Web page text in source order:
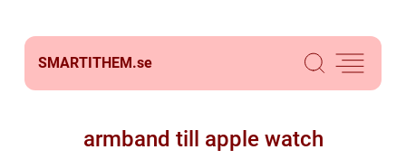
SMARTITHEM.se
armband till apple watch